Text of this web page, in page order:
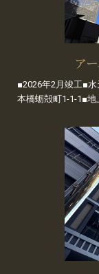
ア
■2026年2月竣工■
本橋蛎殻町1-1-1■地